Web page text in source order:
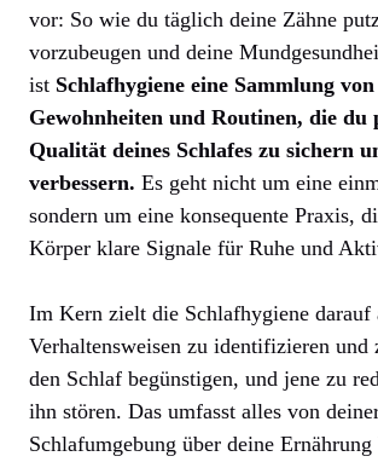
vor: So wie du täglich deine Zähne
vorzubeugen und deine
ist Schlafhygiene eine Sammlung
Gewohnheiten und Routinen, die du
Qualität deines Schlafes zu sichern
verbessern. Es geht nicht um eine
sondern um eine konsequente Praxis,
Körper klare Signale für Ruhe und
Im Kern zielt die Schlafhygiene darauf
Verhaltensweisen zu identifizieren und
den Schlaf begünstigen, und jene zu
ihn stören. Das umfasst alles von
Schlafumgebung über deine